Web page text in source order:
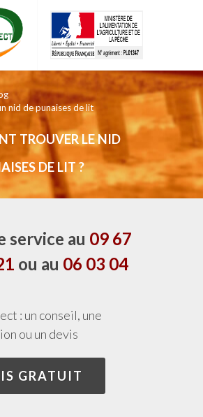
nid de punaises de lit
TROUVER LE NID
DE LIT ?
service au 09 67
ou au 06 03 04
: un conseil, une
ou un devis
GRATUIT